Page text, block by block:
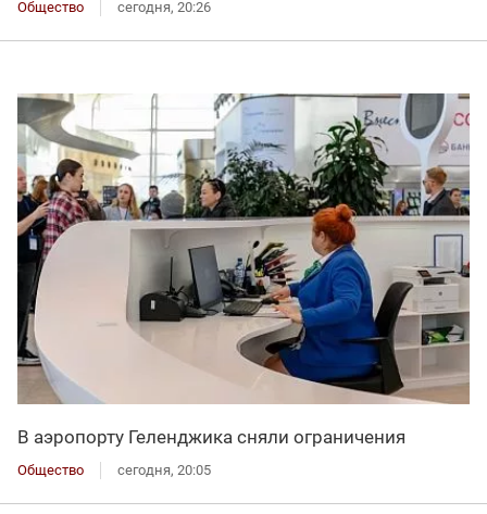
Общество сегодня, 20:26
В аэропорту Геленджика сняли ограничения
Общество сегодня, 20:05